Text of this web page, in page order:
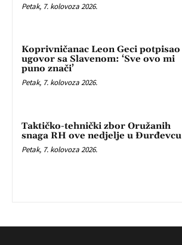
Petak, 7. kolovoza 2026.
Koprivničanac Leon Geci potpisao
ugovor sa Slavenom: ‘Sve ovo mi
puno znači’
Petak, 7. kolovoza 2026.
Taktičko-tehnički zbor Oružanih
snaga RH ove nedjelje u Đurđevcu
Petak, 7. kolovoza 2026.